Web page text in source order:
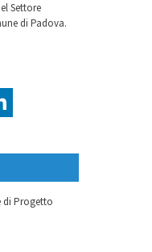
Settore
di Padova.
di Progetto